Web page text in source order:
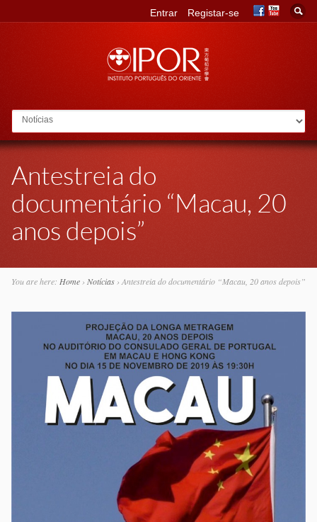
Go to:
Entrar Registar-se
Antestreia do
documentário “Macau, 20
anos depois”
You are here: Home› Notícias› Antestreia do documentário “Macau, 20 anos depois”